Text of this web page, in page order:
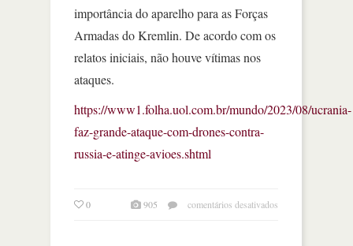
importância do aparelho para as Forças
Armadas do Kremlin. De acordo com os
relatos iniciais, não houve vítimas nos
ataques.
https://www1.folha.uol.com.br/mundo/2023/08/ucrania-
faz-grande-ataque-com-drones-contra-
russia-e-atinge-avioes.shtml
0 905 comentários desativados